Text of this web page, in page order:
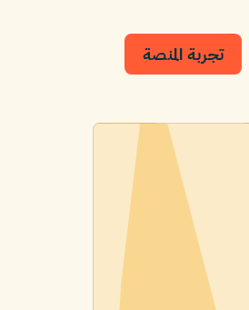
تجربة المنصة